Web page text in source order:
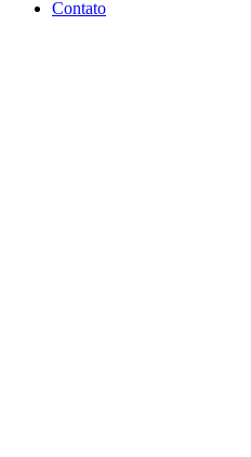
Contato